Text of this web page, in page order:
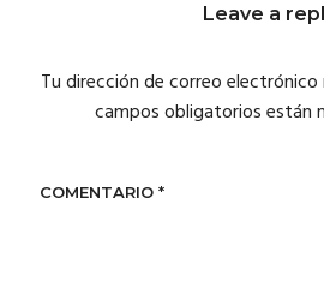
Leave a
Tu dirección de correo electrónico
campos obligatorios están
COMENTARIO *